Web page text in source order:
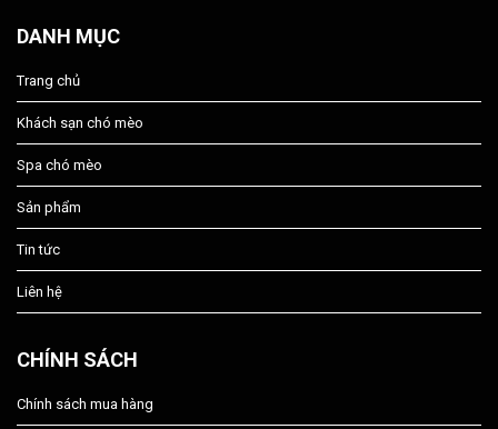
DANH MỤC
Trang chủ
Khách sạn chó mèo
Spa chó mèo
Sản phẩm
Tin tức
Liên hệ
CHÍNH SÁCH
Chính sách mua hàng